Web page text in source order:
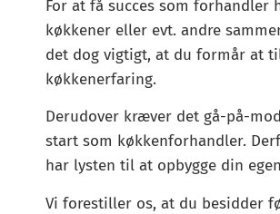
For at få succes som forhandler
køkkener eller evt. andre
det dog vigtigt, at du formår at
køkkenerfaring.
Derudover kræver det gå-på-
start som køkkenforhandler.
har lysten til at opbygge din
Vi forestiller os, at du besidder